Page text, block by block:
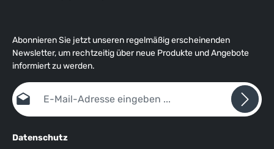
Abonnieren Sie jetzt unseren regelmäßig erscheinenden
Newsletter, um rechtzeitig über neue Produkte und Angebote
informiert zu werden.
E-Mail-Adresse*
Datenschutz